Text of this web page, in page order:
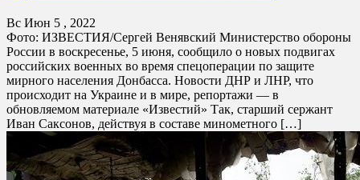
Вс Июн 5 , 2022
Фото: ИЗВЕСТИЯ/Сергей Венявский Министерство обороны
России в воскресенье, 5 июня, сообщило о новых подвигах
российских военных во время спецоперации по защите
мирного населения Донбасса. Новости ДНР и ЛНР, что
происходит на Украине и в мире, репортажи — в
обновляемом материале «Известий» Так, старший сержант
Иван Саксонов, действуя в составе минометного […]